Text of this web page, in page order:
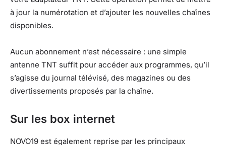
à jour la numérotation et d’ajouter les nouvelles chaînes
disponibles.
Aucun abonnement n’est nécessaire : une simple
antenne TNT suffit pour accéder aux programmes, qu’il
s’agisse du journal télévisé, des magazines ou des
divertissements proposés par la chaîne.
Sur les box internet
NOVO19 est également reprise par les principaux